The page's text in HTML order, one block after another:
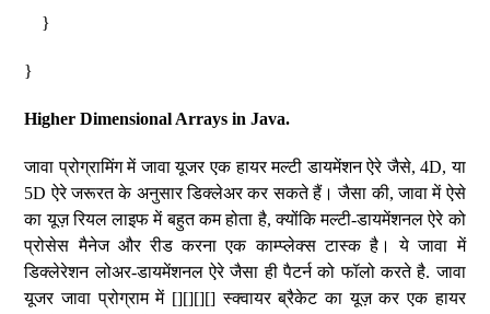
}
}
Higher Dimensional Arrays in Java.
जावा प्रोग्रामिंग में जावा यूजर एक हायर मल्टी डायमेंशन ऐरे जैसे, 4D, या
5D ऐरे जरूरत के अनुसार डिक्लेअर कर सकते हैं। जैसा की, जावा में ऐसे
का यूज़ रियल लाइफ में बहुत कम होता है, क्योंकि मल्टी-डायमेंशनल ऐरे को
प्रोसेस मैनेज और रीड करना एक काम्प्लेक्स टास्क है। ये जावा में
डिक्लेरेशन लोअर-डायमेंशनल ऐरे जैसा ही पैटर्न को फॉलो करते है. जावा
यूजर जावा प्रोग्राम में [][][][] स्क्वायर ब्रैकेट का यूज़ कर एक हायर